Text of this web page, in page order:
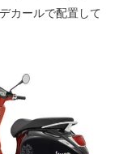
カールで配置して